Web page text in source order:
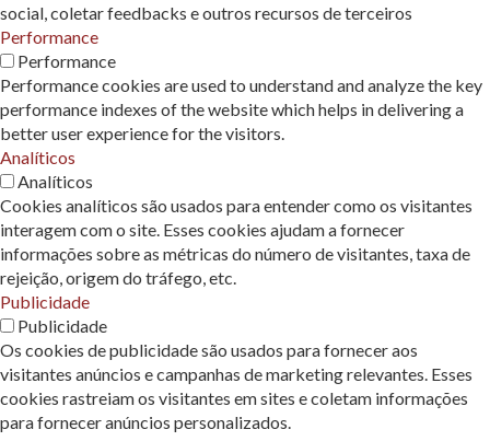
social, coletar feedbacks e outros recursos de terceiros
Performance
Performance
Performance cookies are used to understand and analyze the key
performance indexes of the website which helps in delivering a
better user experience for the visitors.
Analíticos
Analíticos
Cookies analíticos são usados ​​para entender como os visitantes
interagem com o site. Esses cookies ajudam a fornecer
informações sobre as métricas do número de visitantes, taxa de
rejeição, origem do tráfego, etc.
Publicidade
Publicidade
Os cookies de publicidade são usados ​​para fornecer aos
visitantes anúncios e campanhas de marketing relevantes. Esses
cookies rastreiam os visitantes em sites e coletam informações
para fornecer anúncios personalizados.